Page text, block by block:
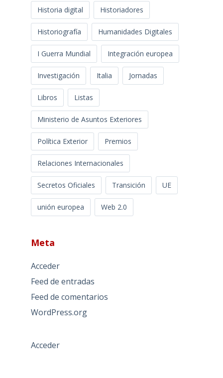
Historia digital Historiadores
Historiografía Humanidades Digitales
I Guerra Mundial Integración europea
Investigación Italia Jornadas
Libros Listas
Ministerio de Asuntos Exteriores
Política Exterior Premios
Relaciones Internacionales
Secretos Oficiales Transición UE
unión europea Web 2.0
Meta
Acceder
Feed de entradas
Feed de comentarios
WordPress.org
Acceder